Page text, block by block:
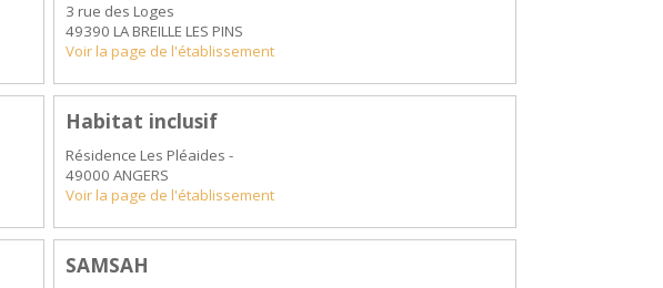
3 rue des Loges
49390 LA BREILLE LES PINS
Voir la page de l'établissement
Habitat inclusif
Résidence Les Pléaides -
49000 ANGERS
Voir la page de l'établissement
SAMSAH